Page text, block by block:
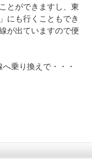
とができますし、東
にも行くこともでき
が出ていますので便
乗り換えで・・・